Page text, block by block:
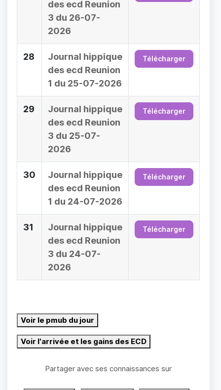
des ecd Reunion
3 du 26-07-
2026
28
Journal hippique
des ecd Reunion
1 du 25-07-2026
Télécharger
29
Journal hippique
des ecd Reunion
3 du 25-07-
2026
Télécharger
30
Journal hippique
des ecd Reunion
1 du 24-07-2026
Télécharger
31
Journal hippique
des ecd Reunion
3 du 24-07-
2026
Télécharger
Voir le pmub du jour
Voir l'arrivée et les gains des ECD
Partager avec ses connaissances sur